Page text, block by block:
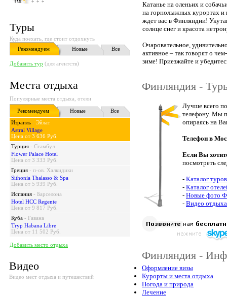
Туры
Куда поехать, где стоит отдохнуть
Рекомендуем
Новые Все
Добавить тур (для агентств)
Места отдыха
Популярные места отдыха, отели
Рекомендуем
Новые
Все
Израиль - Эйлат
Astral Village
Цена от 3 636 Руб.
Турция - Стамбул
Flower Palace Hotel
Цена от 3 333 Руб.
Греция - п-ов. Халкидики
Sithonia Thalasso & Spa
Цена от 5 939 Руб.
Испания - Барселона
Hotel HCC Regente
Цена от 9 817 Руб.
Куба - Гавана
Tryp Habana Libre
Цена от 11 502 Руб.
Добавить место отдыха
Видео
Видео мест отдыха и путешествий
Катанье на оленьих и
на горнолыжных курортах и
ждет вас в Финляндии!
солнце снег и красота
Очаровательное,
активное – так говорят о
зиме! Приезжайте и
Финляндия -
Лучше всего
телефону. Мы
опираясь на
Телефон в
Если Вы
посмотреть
- Каталог
- Каталог
- Новые фото
- Видео
Финляндия -
Оформление визы
Курорты и места отдыха
Погода и природа
Лечение